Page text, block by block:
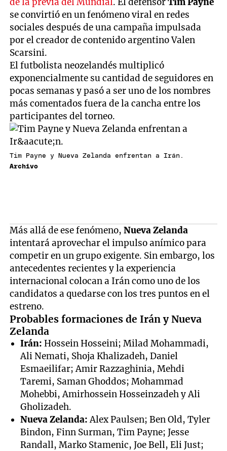
se convirtió en un fenómeno viral en redes
sociales después de una campaña impulsada
por el creador de contenido argentino Valen
Scarsini.
El futbolista neozelandés multiplicó
exponencialmente su cantidad de seguidores en
pocas semanas y pasó a ser uno de los nombres
más comentados fuera de la cancha entre los
participantes del torneo.
Tim Payne y Nueva Zelanda enfrentan a Irán.
Archivo
Más allá de ese fenómeno,Nueva Zelanda
intentará aprovechar el impulso anímico para
competir en un grupo exigente. Sin embargo, los
antecedentes recientes y la experiencia
internacional colocan a Irán como uno de los
candidatos a quedarse con los tres puntos en el
estreno.
Probables formaciones de Irán y Nueva
Zelanda
Irán: Hossein Hosseini; Milad Mohammadi,
Ali Nemati, Shoja Khalizadeh, Daniel
Esmaeilifar; Amir Razzaghinia, Mehdi
Taremi, Saman Ghoddos; Mohammad
Mohebbi, Amirhossein Hosseinzadeh y Ali
Gholizadeh.
Nueva Zelanda:Alex Paulsen; Ben Old, Tyler
Bindon, Finn Surman, Tim Payne; Jesse
Randall, Marko Stamenic, Joe Bell, Eli Just;